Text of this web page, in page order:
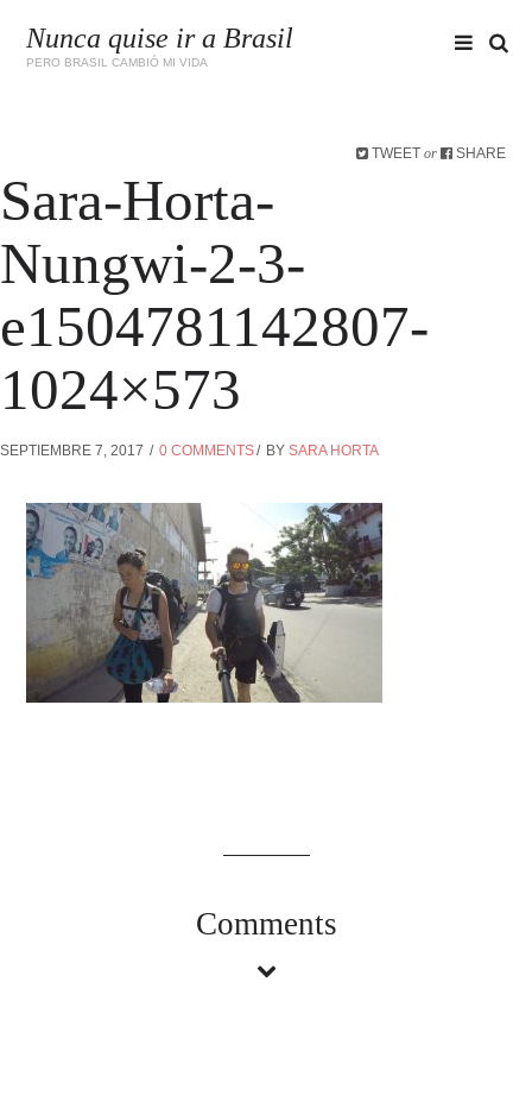
Nunca quise ir a Brasil
PERO BRASIL CAMBIÓ MI VIDA
TWEET or SHARE
Sara-Horta-
Nungwi-2-3-
e1504781142807-
1024×573
SEPTIEMBRE 7, 2017 0 COMMENTS BY SARA HORTA
Comments